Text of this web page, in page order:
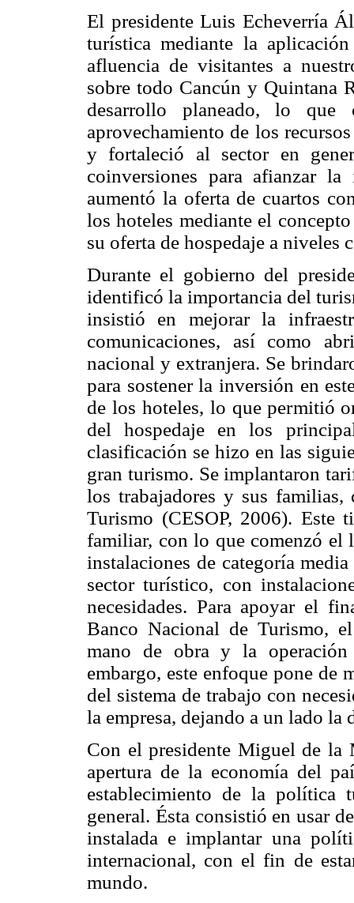
El presidente Luis Echeverría
turística mediante la
afluencia de visitantes a
sobre todo Cancún y Quintana
desarrollo planeado, lo
aprovechamiento de los
y fortaleció al sector en
coinversiones para afianzar
aumentó la oferta de cuartos
los hoteles mediante el
su oferta de hospedaje a
Durante el gobierno del
identificó la importancia del
insistió en mejorar la
comunicaciones, así como
nacional y extranjera. Se
para sostener la inversión en
de los hoteles, lo que permitió
del hospedaje en los
clasificación se hizo en las
gran turismo. Se implantaron
los trabajadores y sus familias,
Turismo (CESOP, 2006). Este
familiar, con lo que comenzó el
instalaciones de categoría
sector turístico, con
necesidades. Para apoyar el
Banco Nacional de Turismo,
mano de obra y la
embargo, este enfoque pone de
del sistema de trabajo con
la empresa, dejando a un lado la
Con el presidente Miguel de la
apertura de la economía del
establecimiento de la política
general. Ésta consistió en usar
instalada e implantar una
internacional, con el fin de
mundo.